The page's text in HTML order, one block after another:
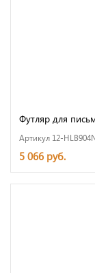
Футляр для
Артикул 12-
5 066 руб.